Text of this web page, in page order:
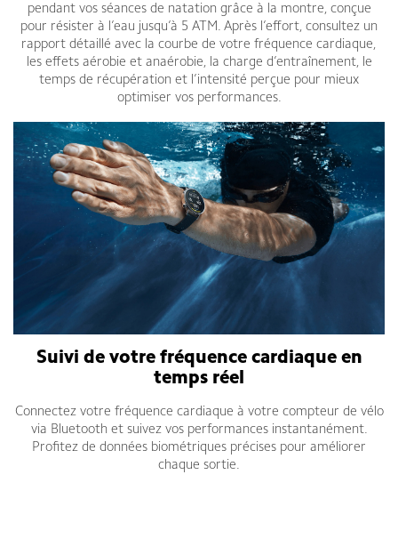
pendant vos séances de natation grâce à la montre, conçue
pour résister à l’eau jusqu’à 5 ATM. Après l’effort, consultez un
rapport détaillé avec la courbe de votre fréquence cardiaque,
les effets aérobie et anaérobie, la charge d’entraînement, le
temps de récupération et l’intensité perçue pour mieux
optimiser vos performances.
Suivi de votre fréquence cardiaque en
temps réel
Connectez votre fréquence cardiaque à votre compteur de vélo
via Bluetooth et suivez vos performances instantanément.
Profitez de données biométriques précises pour améliorer
chaque sortie.